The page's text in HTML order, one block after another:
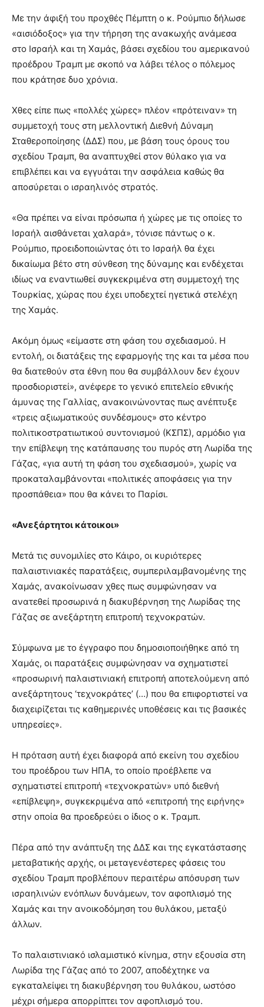
Με την άφιξή του προχθές Πέμπτη ο κ. Ρούμπιο δήλωσε
«αισιόδοξος» για την τήρηση της ανακωχής ανάμεσα
στο Ισραήλ και τη Χαμάς, βάσει σχεδίου του αμερικανού
προέδρου Τραμπ με σκοπό να λάβει τέλος ο πόλεμος
που κράτησε δυο χρόνια.
Χθες είπε πως «πολλές χώρες» πλέον «πρότειναν» τη
συμμετοχή τους στη μελλοντική Διεθνή Δύναμη
Σταθεροποίησης (ΔΔΣ) που, με βάση τους όρους του
σχεδίου Τραμπ, θα αναπτυχθεί στον θύλακο για να
επιβλέπει και να εγγυάται την ασφάλεια καθώς θα
αποσύρεται ο ισραηλινός στρατός.
«Θα πρέπει να είναι πρόσωπα ή χώρες με τις οποίες το
Ισραήλ αισθάνεται χαλαρά», τόνισε πάντως ο κ.
Ρούμπιο, προειδοποιώντας ότι το Ισραήλ θα έχει
δικαίωμα βέτο στη σύνθεση της δύναμης και ενδέχεται
ιδίως να εναντιωθεί συγκεκριμένα στη συμμετοχή της
Τουρκίας, χώρας που έχει υποδεχτεί ηγετικά στελέχη
της Χαμάς.
Ακόμη όμως «είμαστε στη φάση του σχεδιασμού. Η
εντολή, οι διατάξεις της εφαρμογής της και τα μέσα που
θα διατεθούν στα έθνη που θα συμβάλλουν δεν έχουν
προσδιοριστεί», ανέφερε το γενικό επιτελείο εθνικής
άμυνας της Γαλλίας, ανακοινώνοντας πως ανέπτυξε
«τρεις αξιωματικούς συνδέσμους» στο κέντρο
πολιτικοστρατιωτικού συντονισμού (ΚΣΠΣ), αρμόδιο για
την επίβλεψη της κατάπαυσης του πυρός στη Λωρίδα της
Γάζας, «για αυτή τη φάση του σχεδιασμού», χωρίς να
προκαταλαμβάνονται «πολιτικές αποφάσεις για την
προσπάθεια» που θα κάνει το Παρίσι.
«Ανεξάρτητοι κάτοικοι»
Μετά τις συνομιλίες στο Κάιρο, οι κυριότερες
παλαιστινιακές παρατάξεις, συμπεριλαμβανομένης της
Χαμάς, ανακοίνωσαν χθες πως συμφώνησαν να
ανατεθεί προσωρινά η διακυβέρνηση της Λωρίδας της
Γάζας σε ανεξάρτητη επιτροπή τεχνοκρατών.
Σύμφωνα με το έγγραφο που δημοσιοποιήθηκε από τη
Χαμάς, οι παρατάξεις συμφώνησαν να σχηματιστεί
«προσωρινή παλαιστινιακή επιτροπή αποτελούμενη από
ανεξάρτητους ‘τεχνοκράτες’ (…) που θα επιφορτιστεί να
διαχειρίζεται τις καθημερινές υποθέσεις και τις βασικές
υπηρεσίες».
Η πρόταση αυτή έχει διαφορά από εκείνη του σχεδίου
του προέδρου των ΗΠΑ, το οποίο προέβλεπε να
σχηματιστεί επιτροπή «τεχνοκρατών» υπό διεθνή
«επίβλεψη», συγκεκριμένα από «επιτροπή της ειρήνης»
στην οποία θα προεδρεύει ο ίδιος ο κ. Τραμπ.
Πέρα από την ανάπτυξη της ΔΔΣ και της εγκατάστασης
μεταβατικής αρχής, οι μεταγενέστερες φάσεις του
σχεδίου Τραμπ προβλέπουν περαιτέρω απόσυρση των
ισραηλινών ενόπλων δυνάμεων, τον αφοπλισμό της
Χαμάς και την ανοικοδόμηση του θυλάκου, μεταξύ
άλλων.
Το παλαιστινιακό ισλαμιστικό κίνημα, στην εξουσία στη
Λωρίδα της Γάζας από το 2007, αποδέχτηκε να
εγκαταλείψει τη διακυβέρνηση του θυλάκου, ωστόσο
μέχρι σήμερα απορρίπτει τον αφοπλισμό του.